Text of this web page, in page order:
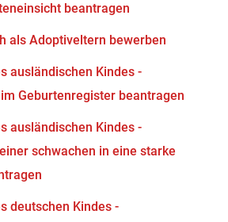
beantragen
als Adoptiveltern bewerben
ausländischen Kindes -
Geburtenregister beantragen
ausländischen Kindes -
schwachen in eine starke
deutschen Kindes -